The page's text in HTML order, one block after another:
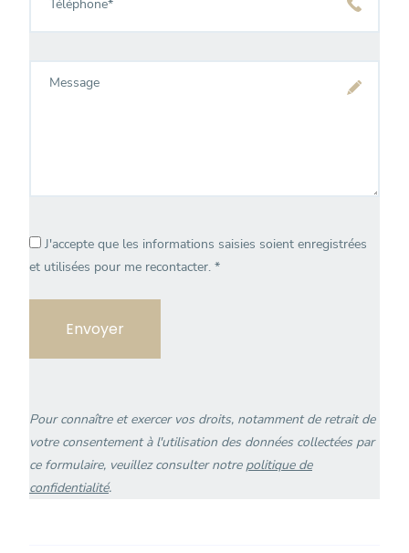
J'accepte que les informations saisies soient enregistrées
et utilisées pour me recontacter. *
laisser
ce
vide.
Pour connaître et exercer vos droits, notamment de retrait de
votre consentement à l'utilisation des données collectées par
ce formulaire, veuillez consulter notre politique de
confidentialité.